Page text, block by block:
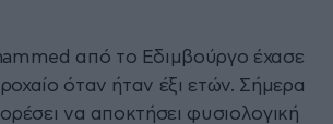
από το Εδιμβούργο έχασε
όταν ήταν έξι ετών. Σήμερα
να αποκτήσει φυσιολογική